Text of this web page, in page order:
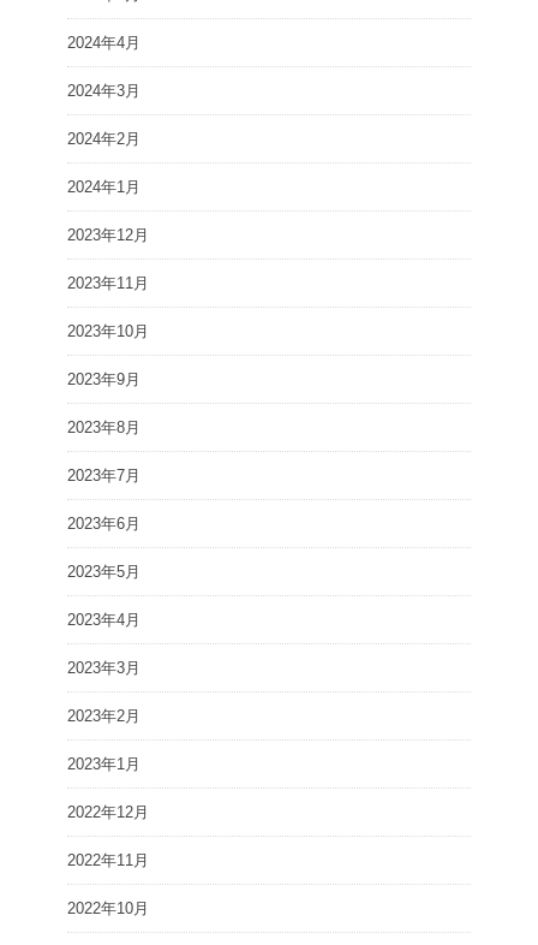
2024年4月
2024年3月
2024年2月
2024年1月
2023年12月
2023年11月
2023年10月
2023年9月
2023年8月
2023年7月
2023年6月
2023年5月
2023年4月
2023年3月
2023年2月
2023年1月
2022年12月
2022年11月
2022年10月